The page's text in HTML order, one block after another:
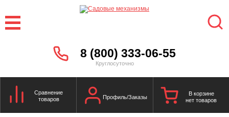
8 (800) 333-06-55
Круглосуточно
Сравнение
товаров
Профиль/Заказы
В корзине
нет товаров